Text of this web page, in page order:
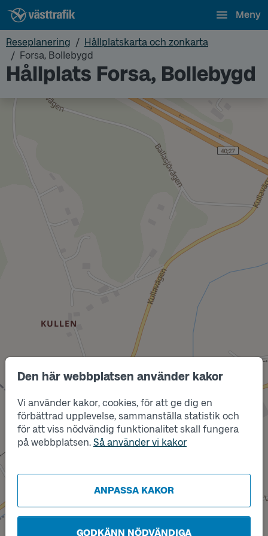
Den här webbplatsen använder kakor
Vi använder kakor, cookies, för att ge dig en
förbättrad upplevelse, sammanställa statistik och
för att viss nödvändig funktionalitet skall fungera
på webbplatsen. Så använder vi kakor
ANPASSA KAKOR
GODKÄNN NÖDVÄNDIGA
Meny
Reseplanering
Hållplatskarta och zonkarta
Forsa, Bollebygd
Hållplats Forsa, Bollebygd
Läge
A
Läge
B